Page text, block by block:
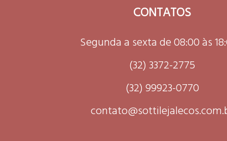
CONTATOS
Segunda a sexta de 08:00 às
(32) 3372-2775
(32) 99923-0770